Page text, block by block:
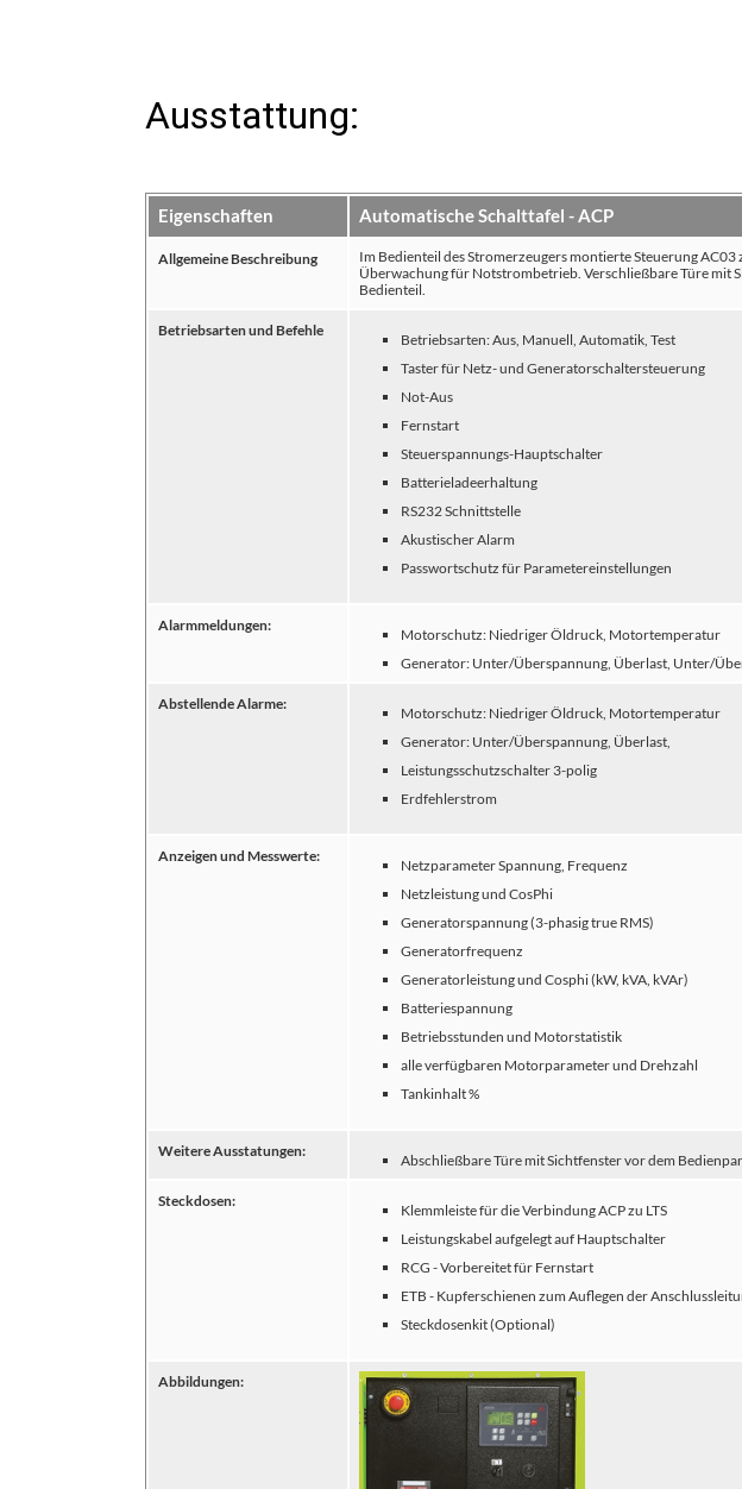
Ausstattung:
Eigenschaften Automatische Schalttafel - ACP
Allgemeine Beschreibung
Im Bedienteil des Stromerzeugers montierte Steuerung AC03
Überwachung für Notstrombetrieb. Verschließbare Türe mit
Bedienteil.
Betriebsarten und Befehle
Betriebsarten: Aus, Manuell, Automatik, Test
Taster für Netz- und Generatorschaltersteuerung
Not-Aus
Fernstart
Steuerspannungs-Hauptschalter
Batterieladeerhaltung
RS232 Schnittstelle
Akustischer Alarm
Passwortschutz für Parametereinstellungen
Alarmmeldungen:
Motorschutz: Niedriger Öldruck, Motortemperatur
Generator: Unter/Überspannung, Überlast, Unter/
Abstellende Alarme:
Motorschutz: Niedriger Öldruck, Motortemperatur
Generator: Unter/Überspannung, Überlast,
Leistungsschutzschalter 3-polig
Erdfehlerstrom
Anzeigen und Messwerte:
Netzparameter Spannung, Frequenz
Netzleistung und CosPhi
Generatorspannung (3-phasig true RMS)
Generatorfrequenz
Generatorleistung und Cosphi (kW, kVA, kVAr)
Batteriespannung
Betriebsstunden und Motorstatistik
alle verfügbaren Motorparameter und Drehzahl
Tankinhalt %
Weitere Ausstatungen:
Abschließbare Türe mit Sichtfenster vor dem
Steckdosen:
Klemmleiste für die Verbindung ACP zu LTS
Leistungskabel aufgelegt auf Hauptschalter
RCG - Vorbereitet für Fernstart
ETB - Kupferschienen zum Auflegen der
Steckdosenkit (Optional)
Abbildungen: